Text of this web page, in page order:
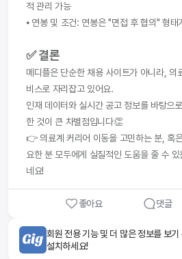
적 관리 가능
⦁ 연봉 및 조건: 연봉은 "면접 후 협의" 형태
✅ 결론
메디플은 단순한 채용 사이트가 아니라, 의
비스로 자리잡고 있어요.
인재 데이터와 실시간 공고 정보를 바탕으
한 것이 큰 차별점입니다👏
👉 의료계 커리어 이동을 고민하는 분, 혹
요한 분 모두에게 실질적인 도움을 줄 수
네요!
좋아요 댓글
회원 전용 기능 및 더 많은 정보를 보기
설치하세요!